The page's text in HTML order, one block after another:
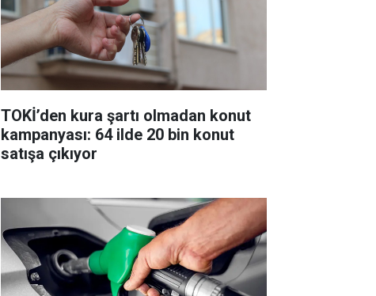
TOKİ’den kura şartı olmadan konut
kampanyası: 64 ilde 20 bin konut
satışa çıkıyor